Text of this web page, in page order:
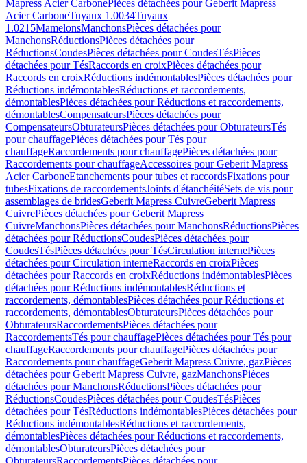
Mapress Acier CarbonePièces détachées pour Geberit Mapress
Acier CarboneTuyaux 1.0034Tuyaux
1.0215MamelonsManchonsPièces détachées pour
ManchonsRéductionsPièces détachées pour
RéductionsCoudesPièces détachées pour CoudesTésPièces
détachées pour TésRaccords en croixPièces détachées pour
Raccords en croixRéductions indémontablesPièces détachées pour
Réductions indémontablesRéductions et raccordements,
démontablesPièces détachées pour Réductions et raccordements,
démontablesCompensateursPièces détachées pour
CompensateursObturateursPièces détachées pour ObturateursTés
pour chauffagePièces détachées pour Tés pour
chauffageRaccordements pour chauffagePièces détachées pour
Raccordements pour chauffageAccessoires pour Geberit Mapress
Acier CarboneEtanchements pour tubes et raccordsFixations pour
tubesFixations de raccordementsJoints d'étanchéitéSets de vis pour
assemblages de bridesGeberit Mapress CuivreGeberit Mapress
CuivrePièces détachées pour Geberit Mapress
CuivreManchonsPièces détachées pour ManchonsRéductionsPièces
détachées pour RéductionsCoudesPièces détachées pour
CoudesTésPièces détachées pour TésCirculation internePièces
détachées pour Circulation interneRaccords en croixPièces
détachées pour Raccords en croixRéductions indémontablesPièces
détachées pour Réductions indémontablesRéductions et
raccordements, démontablesPièces détachées pour Réductions et
raccordements, démontablesObturateursPièces détachées pour
ObturateursRaccordementsPièces détachées pour
RaccordementsTés pour chauffagePièces détachées pour Tés pour
chauffageRaccordements pour chauffagePièces détachées pour
Raccordements pour chauffageGeberit Mapress Cuivre, gazPièces
détachées pour Geberit Mapress Cuivre, gazManchonsPièces
détachées pour ManchonsRéductionsPièces détachées pour
RéductionsCoudesPièces détachées pour CoudesTésPièces
détachées pour TésRéductions indémontablesPièces détachées pour
Réductions indémontablesRéductions et raccordements,
démontablesPièces détachées pour Réductions et raccordements,
démontablesObturateursPièces détachées pour
ObturateursRaccordementsPièces détachées pour